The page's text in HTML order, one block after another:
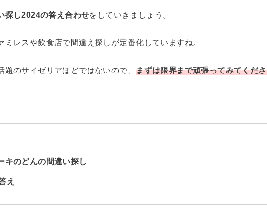
探し2024の答え合わせをしていきましょう。
ミレスや飲食店で間違え探しが定番化していますね。
のサイゼリアほどではないので、 まずは限界まで頑張ってみてくださ
キのどんの間違い探し
え